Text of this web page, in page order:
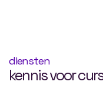
diensten
kennis voor